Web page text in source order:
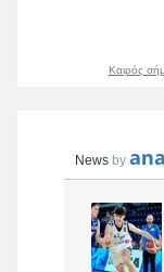
Καιρός